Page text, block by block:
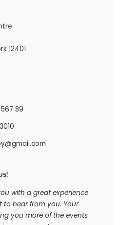
12401
89
with a great experience
to hear from you. Your
you more of the events